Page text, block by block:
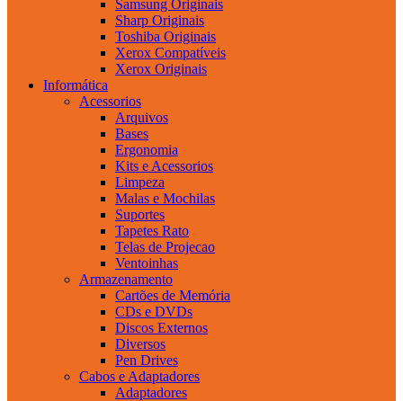
Samsung Originais
Sharp Originais
Toshiba Originais
Xerox Compatíveis
Xerox Originais
Informática
Acessorios
Arquivos
Bases
Ergonomia
Kits e Acessorios
Limpeza
Malas e Mochilas
Suportes
Tapetes Rato
Telas de Projecao
Ventoinhas
Armazenamento
Cartões de Memória
CDs e DVDs
Discos Externos
Diversos
Pen Drives
Cabos e Adaptadores
Adaptadores